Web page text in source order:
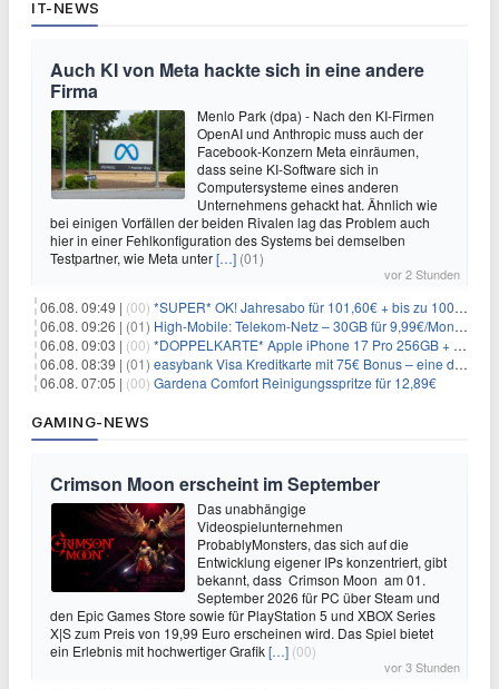
IT-NEWS
Auch KI von Meta hackte sich in eine andere
Firma
Menlo Park (dpa) - Nach den KI-Firmen
OpenAI und Anthropic muss auch der
Facebook-Konzern Meta einräumen,
dass seine KI-Software sich in
Computersysteme eines anderen
Unternehmens gehackt hat. Ähnlich wie
bei einigen Vorfällen der beiden Rivalen lag das Problem auch
hier in einer Fehlkonfiguration des Systems bei demselben
Testpartner, wie Meta unter[…] (01)
vor 2 Stunden
06.08. 09:49 | (00) *SUPER* OK! Jahresabo für 101,60€ + bis zu 100€ Prämie
06.08. 09:26 | (01) High-Mobile: Telekom-Netz – 30GB für 9,99€/Monat / 80GB für 12,49€/Monat / 100GB für 19,99€/Monat (auch mtl. kündbar)
06.08. 09:03 | (00) *DOPPELKARTE* Apple iPhone 17 Pro 256GB + 80€ Online Bonus + 50GB 5G + Alles-Flat im Telekom-Netz für 44,94€/Monat – eff. 4,40€/Monat
06.08. 08:39 | (01) easybank Visa Kreditkarte mit 75€ Bonus – eine der besten Kreditkarten
06.08. 07:05 | (00) Gardena Comfort Reinigungsspritze für 12,89€
GAMING-NEWS
Crimson Moon erscheint im September
Das unabhängige
Videospielunternehmen
ProbablyMonsters, das sich auf die
Entwicklung eigener IPs konzentriert, gibt
bekannt, dass Crimson Moon am 01.
September 2026 für PC über Steam und
den Epic Games Store sowie für PlayStation 5 und XBOX Series
X|S zum Preis von 19,99 Euro erscheinen wird. Das Spiel bietet
ein Erlebnis mit hochwertiger Grafik[…] (00)
vor 3 Stunden